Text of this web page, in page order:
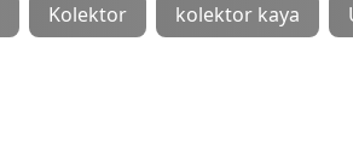
Kolektor kolektor kaya